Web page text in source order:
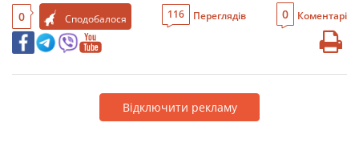
0 Сподобалося 116 Переглядів 0 Коментарі
Відключити рекламу